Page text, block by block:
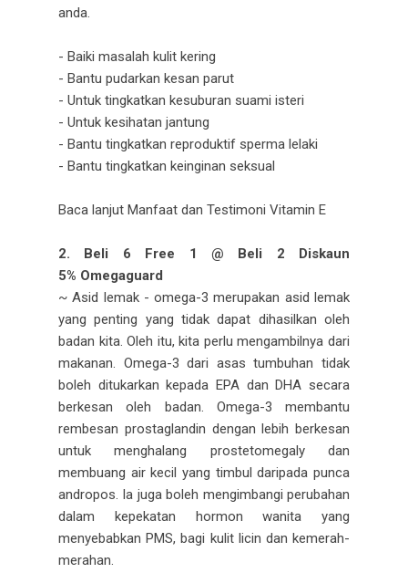
anda.
- Baiki masalah kulit kering
- Bantu pudarkan kesan parut
- Untuk tingkatkan kesuburan suami isteri
- Untuk kesihatan jantung
- Bantu tingkatkan reproduktif sperma lelaki
- Bantu tingkatkan keinginan seksual
Baca lanjut Manfaat dan Testimoni Vitamin E
2. Beli 6 Free 1 @ Beli 2 Diskaun
5% Omegaguard
~ Asid lemak - omega-3 merupakan asid lemak
yang penting yang tidak dapat dihasilkan oleh
badan kita. Oleh itu, kita perlu mengambilnya dari
makanan. Omega-3 dari asas tumbuhan tidak
boleh ditukarkan kepada EPA dan DHA secara
berkesan oleh badan. Omega-3 membantu
rembesan prostaglandin dengan lebih berkesan
untuk menghalang prostetomegaly dan
membuang air kecil yang timbul daripada punca
andropos. Ia juga boleh mengimbangi perubahan
dalam kepekatan hormon wanita yang
menyebabkan PMS, bagi kulit licin dan kemerah-
merahan.